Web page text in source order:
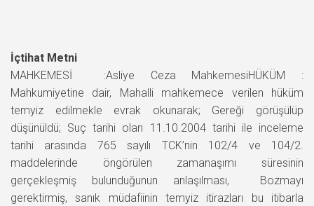
İçtihat Metni
MAHKEMESİ :Asliye Ceza MahkemesiHÜKÜM :
Mahkumiyetine dair, Mahalli mahkemece verilen hüküm
temyiz edilmekle evrak okunarak; Gereği görüşülüp
düşünüldü; Suç tarihi olan 11.10.2004 tarihi ile inceleme
tarihi arasında 765 sayılı TCK’nin 102/4 ve 104/2.
maddelerinde öngörülen zamanaşımı süresinin
gerçekleşmiş bulunduğunun anlaşılması, Bozmayı
gerektirmiş, sanık müdafiinin temyiz itirazları bu itibarla